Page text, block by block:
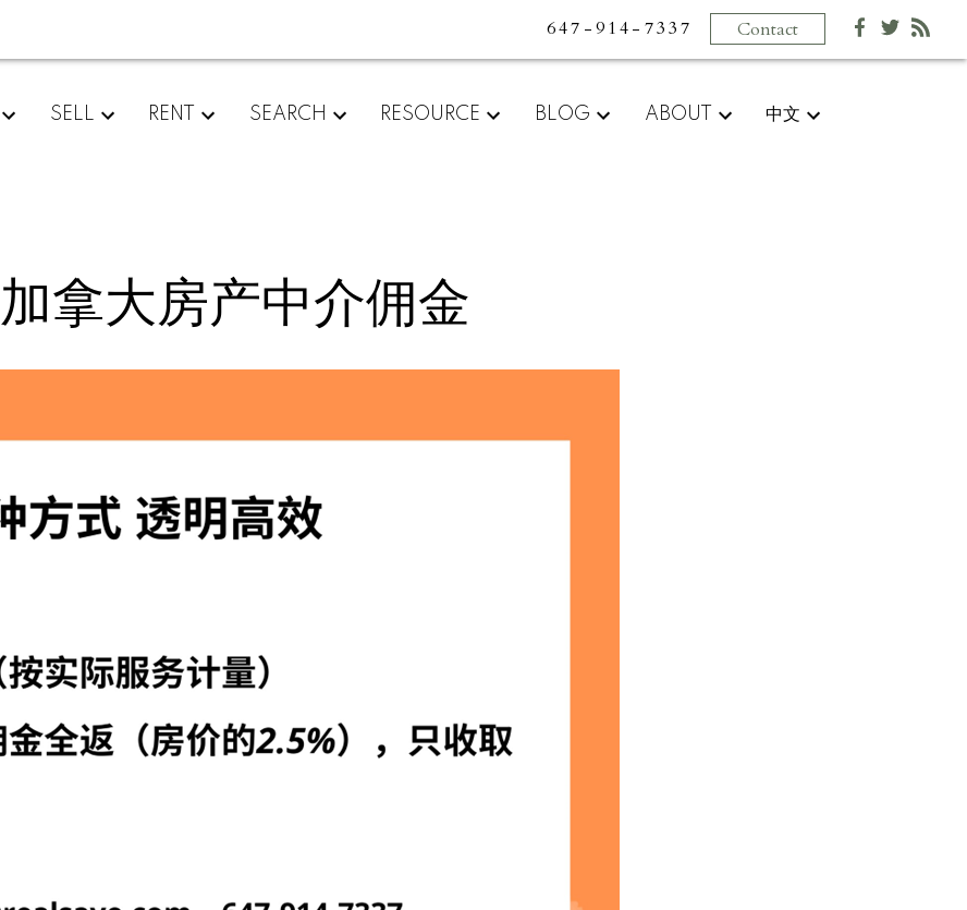
647-914-7337 Contact
SELL RENT SEARCH RESOURCE BLOG ABOUT 中文
加拿大房产中介佣金